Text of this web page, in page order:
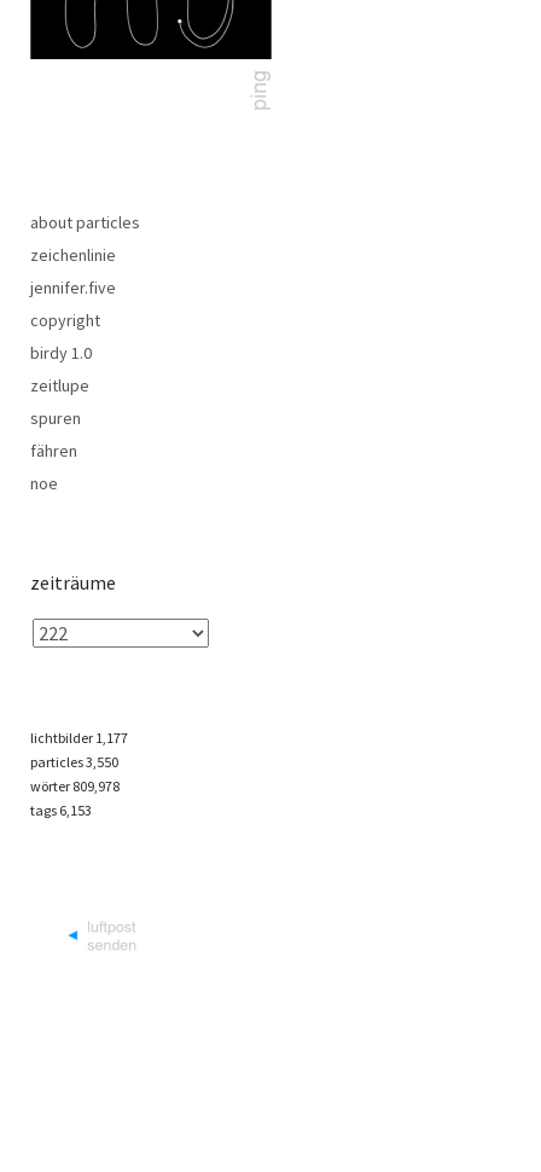
about particles
zeichenlinie
jennifer.five
copyright
birdy 1.0
zeitlupe
spuren
fähren
noe
zeiträume
lichtbilder 1,177
particles3,550
wörter 809,978
tags 6,153